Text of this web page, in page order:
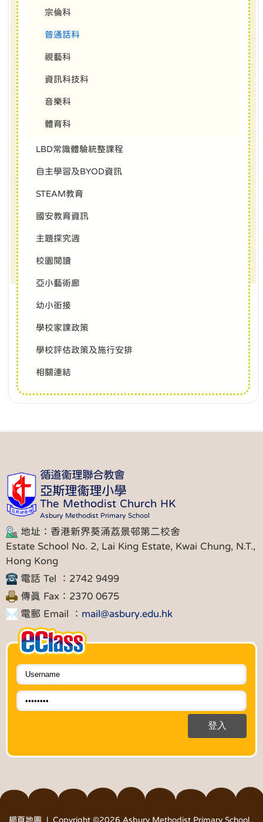
宗倫科
普通話科
視藝科
資訊科技科
音樂科
體育科
LBD常識體驗統整課程
自主學習及BYOD資訊
STEAM教育
國安教育資訊
主題探究週
校園閱讀
亞小藝術廊
幼小銜接
學校家課政策
學校評估政策及施行安排
相關連結
循道衞理聯合教會
亞斯理衞理小學
The Methodist Church HK
Asbury Methodist Primary School
地址：香港新界葵涌荔景邨第二校舍
Estate School No. 2, Lai King Estate, Kwai Chung, N.T.,
Hong Kong
電話 Tel ：2742 9499
傳真 Fax：2370 0675
電郵 Email ： mail@asbury.edu.hk
網頁地圖 | Copyright ©2026 Asbury Methodist Primary School .